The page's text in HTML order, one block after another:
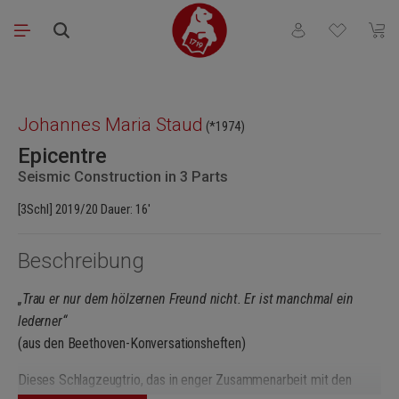
Zum Hauptinhalt springen
Du hast 0
Johannes Maria Staud (*1974)
Epicentre
Seismic Construction in 3 Parts
[3Schl] 2019/20 Dauer: 16'
Beschreibung
„Trau er nur dem hölzernen Freund nicht. Er ist manchmal ein
lederner“
(aus den Beethoven-Konversationsheften)
Dieses Schlagzeugtrio, das in enger Zusammenarbeit mit den